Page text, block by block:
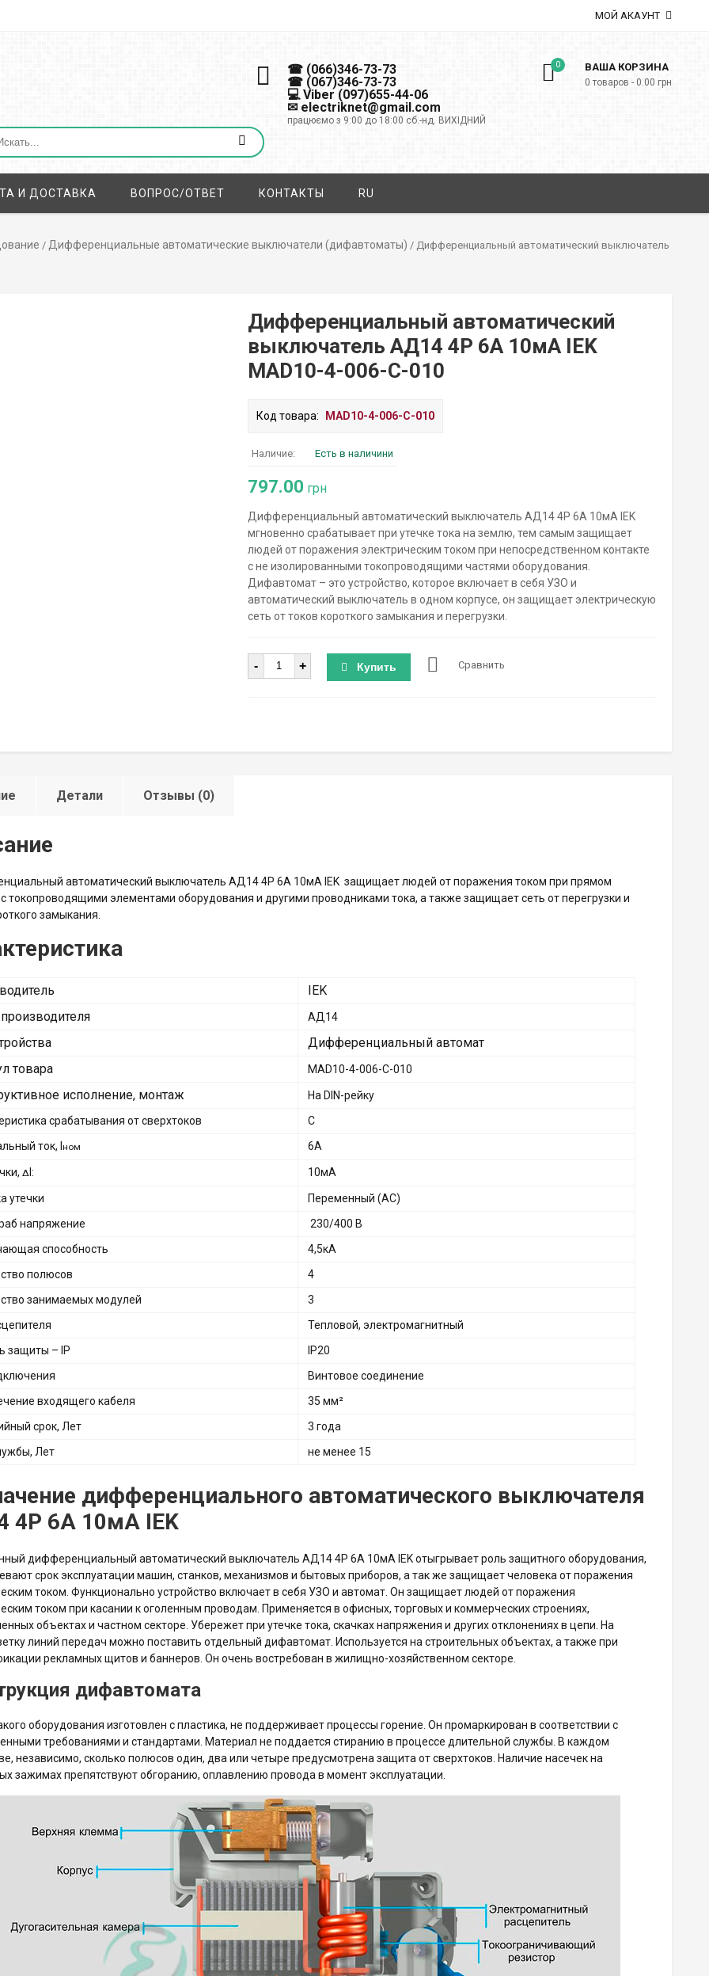
МОЙ АКАУНТ
0 ВАША КОРЗИНА
0 товаров - 0.00 грн
☎ (066)346-73-73
☎ (067)346-73-73
💻 Viber (097)655-44-06
✉ electriknet@gmail.com
працюємо з 9:00 до 18:00 сб.-нд. ВИХІДНИЙ
И ДОСТАВКА ВОПРОС/ОТВЕТ КОНТАКТЫ RU
/ Дифференциальные автоматические выключатели (дифавтоматы) / Дифференциальный автоматический выключатель
Дифференциальный автоматический
выключатель АД14 4Р 6А 10мА IEK
MAD10-4-006-C-010
Код товара: MAD10-4-006-C-010
Наличие: Есть в наличини
797.00 грн
Дифференциальный автоматический выключатель АД14 4Р 6А 10мА IEK
мгновенно срабатывает при утечке тока на землю, тем самым защищает
людей от поражения электрическим током при непосредственном контакте
с не изолированными токопроводящими частями оборудования.
Дифавтомат – это устройство, которое включает в себя УЗО и
автоматический выключатель в одном корпусе, он защищает электрическую
сеть от токов короткого замыкания и перегрузки.
Количество
- + Купить Сравнить
Детали Отзывы (0)
автоматический выключатель АД14 4Р 6А 10мА IEK защищает людей от поражения током при прямом
с токопроводящими элементами оборудования и другими проводниками тока, а также защищает сеть от перегрузки и
замыкания.
IEK
АД14
Дифференциальный автомат
товара
MAD10-4-006-C-010
исполнение, монтаж
На DIN-рейку
срабатывания от сверхтоков
С
ток, I ном 6А
Δ I: 10мА
утечки
Переменный (AC)
напряжение
230/400 В
способность
4,5кА
полюсов
4
занимаемых модулей
3
Тепловой, электромагнитный
защиты – IP
IP20
Винтовое соединение
входящего кабеля
35 мм²
срок, Лет
3 года
Лет
не менее 15
дифференциального автоматического выключателя
4Р 6А 10мА IEK
дифференциальный автоматический выключатель АД14 4Р 6А 10мА IEK отыгрывает роль защитного оборудования,
срок эксплуатации машин, станков, механизмов и бытовых приборов, а так же защищает человека от поражения
током. Функционально устройство включает в себя УЗО и автомат. Он защищает людей от поражения
током при касании к оголенным проводам. Применяется в офисных, торговых и коммерческих строениях,
объектах и частном секторе. Убережет при утечке тока, скачках напряжения и других отклонениях в цепи. На
линий передач можно поставить отдельный дифавтомат. Используется на строительных объектах, а также при
рекламных щитов и баннеров. Он очень востребован в жилищно-хозяйственном секторе.
дифавтомата
оборудования изготовлен с пластика, не поддерживает процессы горение. Он промаркирован в соответствии с
требованиями и стандартами. Материал не поддается стиранию в процессе длительной службы. В каждом
независимо, сколько полюсов один, два или четыре предусмотрена защита от сверхтоков. Наличие насечек на
зажимах препятствуют обгоранию, оплавлению провода в момент эксплуатации.